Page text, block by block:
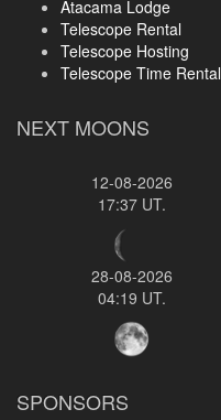
Atacama Lodge
Telescope Rental
Telescope Hosting
Telescope Time Rental
NEXT MOONS
12-08-2026
17:37 UT.
28-08-2026
04:19 UT.
SPONSORS